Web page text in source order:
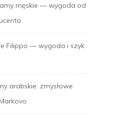
męskie — wygoda od
Filippo — wygoda i szyk
arabskie: zmysłowe